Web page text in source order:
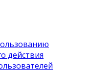
действия